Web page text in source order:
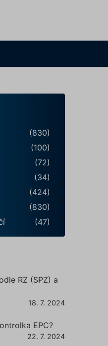
(830)
(100)
(72)
(34)
(424)
(830)
(47)
RZ (SPZ) a
18. 7. 2024
EPC?
22. 7. 2024